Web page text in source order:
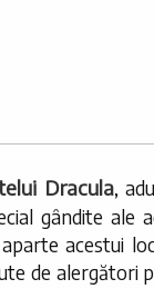
Dracula,
gândite ale
acestui
de alergători